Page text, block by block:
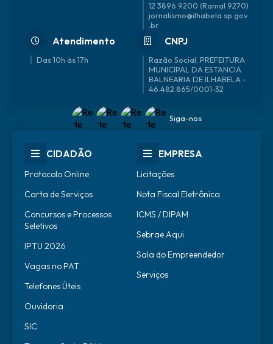
12 3896 9200 (Ramal 9270)
jornalismo@ilhabela.sp.gov
.br
Atendimento
Das 10h às 17h
CNPJ
46.482.865/0001-32
Siga-nos
CIDADÃO
Protocolo Online
Carta de Serviços
Concursos e Processos
Seletivos
IPTU 2026
Vagas no PAT
Telefones Úteis
Ouvidoria
SIC
EMPRESA
Licitações
Nota Fiscal Eletrônica
ICMS / DIPAM
Sebrae Aqui
Sala do Empreendedor
Serviços